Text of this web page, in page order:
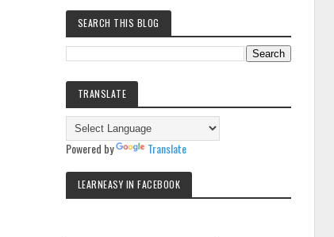
SEARCH THIS BLOG
TRANSLATE
Powered by Translate
LEARNEASY IN FACEBOOK